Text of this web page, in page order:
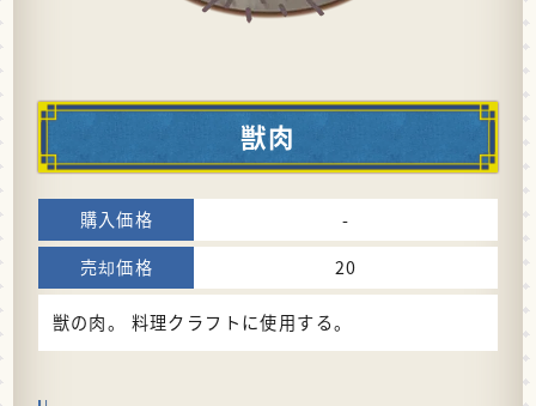
獣肉
-
20
獣の肉。 料理クラフトに使用する。